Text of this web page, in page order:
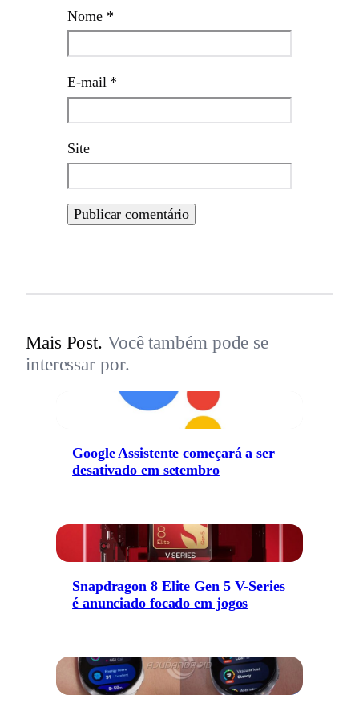
Nome *
E-mail *
Site
Mais Post. Você também pode se
interessar por.
Google Assistente começará a ser
desativado em setembro
Snapdragon 8 Elite Gen 5 V-Series
é anunciado focado em jogos